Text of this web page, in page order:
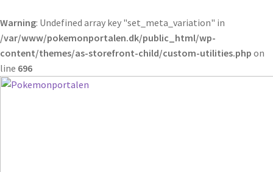
Warning: Undefined array key "set_meta_variation" in
/var/www/pokemonportalen.dk/public_html/wp-
content/themes/as-storefront-child/custom-utilities.php on
line 696